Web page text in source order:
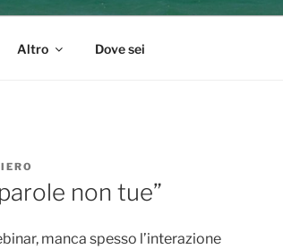
Altro Dove sei
non tue”
manca spesso l’interazione